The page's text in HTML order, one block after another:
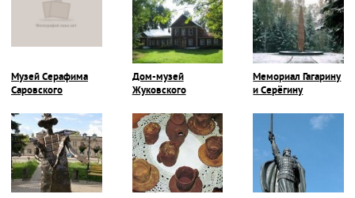
Музей Серафима
Саровского
Дом-музей
Жуковского
Мемориал Гагарину
и Серёгину